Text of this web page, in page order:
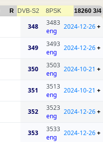
R DVB-S2 8PSK 18260 3/4
348
3483
eng
2024-12-26+
349
3493
eng
2024-12-26+
350
3503
eng
2024-10-21 +
351
3513
eng
2024-10-21 +
352
3523
eng
2024-12-26+
353
3533
eng
2024-12-26+